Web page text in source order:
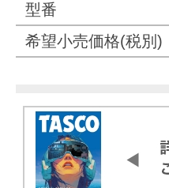
型番
希望小売価格(税別)